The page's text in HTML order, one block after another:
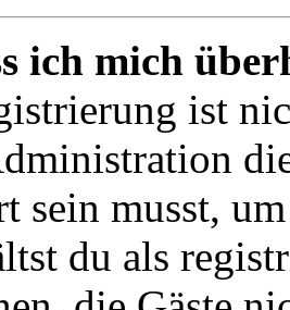
ich mich
ist
sein musst,
du als